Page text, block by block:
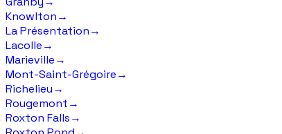
Knowlton→
La Présentation→
Lacolle→
Marieville→
Mont-Saint-Grégoire→
Richelieu→
Rougemont→
Roxton Falls→